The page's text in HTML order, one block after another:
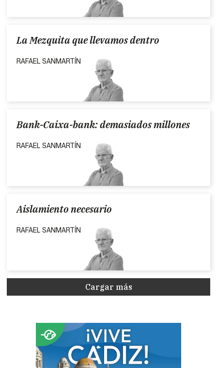
La Mezquita que llevamos dentro
RAFAEL SANMARTÍN
Bank-Caixa-bank: demasiados millones
RAFAEL SANMARTÍN
Aislamiento necesario
RAFAEL SANMARTÍN
Cargar más